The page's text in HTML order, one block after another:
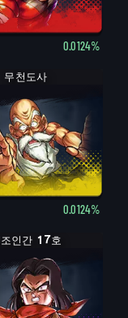
0.0124%
무천도사
0.0124%
인간 17호